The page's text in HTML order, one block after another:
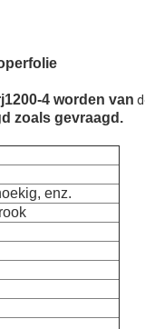
4 worden van
zoals gevraagd.
enz.